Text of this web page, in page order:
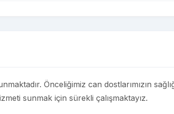
Önceliğimiz can dostlarımızın
sunmak için sürekli çalışmaktayız.